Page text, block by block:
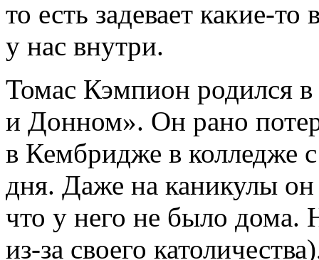
то есть задевает какие-
у нас внутри.
Томас Кэмпион родился
и Донном». Он рано
в Кембридже в колледже
дня. Даже на каникулы
что у него не было дома.
из-за своего